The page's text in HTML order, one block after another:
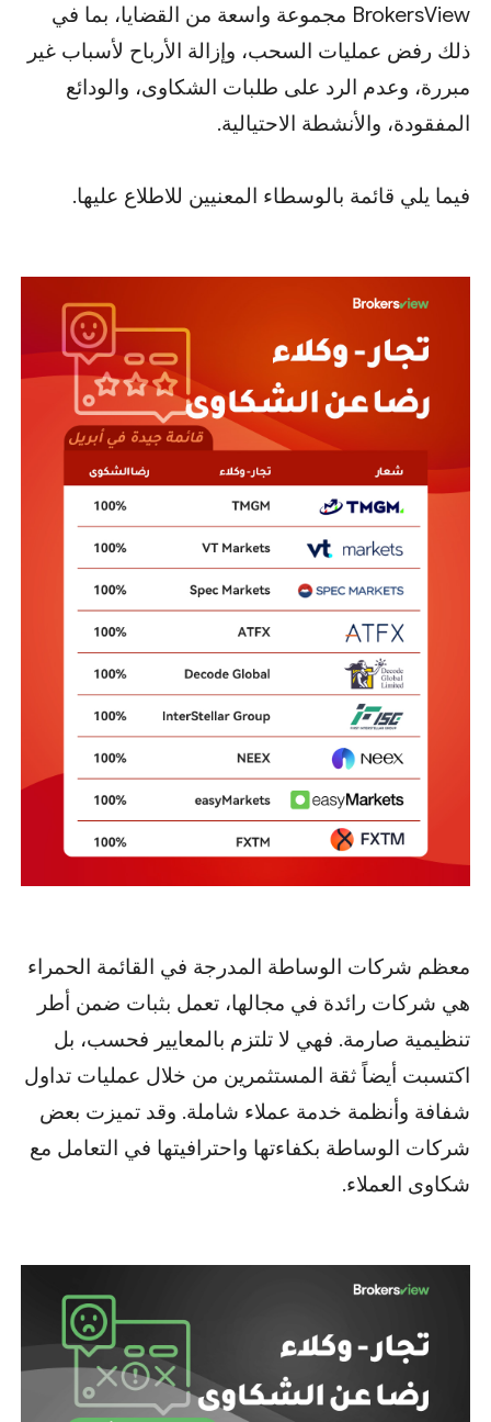
BrokersView مجموعة واسعة من القضايا، بما في
ذلك رفض عمليات السحب، وإزالة الأرباح لأسباب غير
مبررة، وعدم الرد على طلبات الشكاوى، والودائع
المفقودة، والأنشطة الاحتيالية.
فيما يلي قائمة بالوسطاء المعنيين للاطلاع عليها.
معظم شركات الوساطة المدرجة في القائمة الحمراء
هي شركات رائدة في مجالها، تعمل بثبات ضمن أطر
تنظيمية صارمة. فهي لا تلتزم بالمعايير فحسب، بل
اكتسبت أيضاً ثقة المستثمرين من خلال عمليات تداول
شفافة وأنظمة خدمة عملاء شاملة. وقد تميزت بعض
شركات الوساطة بكفاءتها واحترافيتها في التعامل مع
شكاوى العملاء.